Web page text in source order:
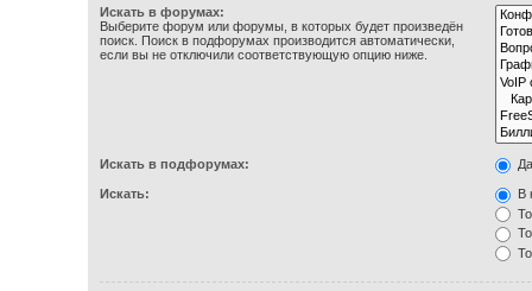
Искать в форумах:
Выберите форум или форумы, в которых будет произведён
поиск. Поиск в подфорумах производится автоматически,
если вы не отключили соответствующую опцию ниже.
Искать в подфорумах: Да
Искать:
В